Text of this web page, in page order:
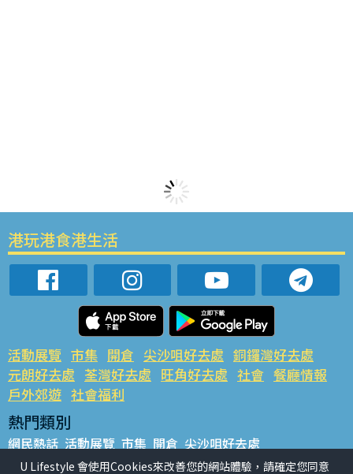
港玩港食港生活
活動展覽 市集 開倉 尖沙咀好去處 銅鑼灣好去處
元朗好去處 荃灣好去處 旺角好去處 社會 餐廳情報
戶外郊遊 社會福利
熱門類別
網民熱話 活動展覽 市集 開倉 尖沙咀好去處
銅鑼灣好去處 元朗好去處 荃灣好去處 旺角好去處 社會
U Lifestyle 會使用Cookies來改善您的網站體驗，請確定您同意